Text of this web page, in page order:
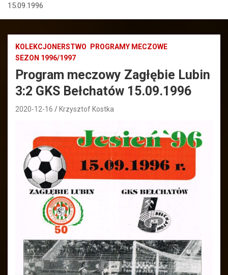
15.09.1996
KOLEKCJONERSTWO
PROGRAMY MECZOWE
SEZON 1996/1997
Program meczowy Zagłębie Lubin
3:2 GKS Bełchatów 15.09.1996
2020-12-16 Krzysztof Kostka